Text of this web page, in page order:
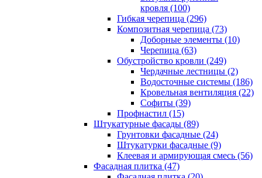
кровля (100)
Гибкая черепица (296)
Композитная черепица (73)
Доборные элементы (10)
Черепица (63)
Обустройство кровли (249)
Чердачные лестницы (2)
Водосточные системы (186)
Кровельная вентиляция (22)
Cофиты (39)
Профнастил (15)
Штукатурные фасады (89)
Грунтовки фасадные (24)
Штукатурки фасадные (9)
Клеевая и армирующая смесь (56)
Фасадная плитка (47)